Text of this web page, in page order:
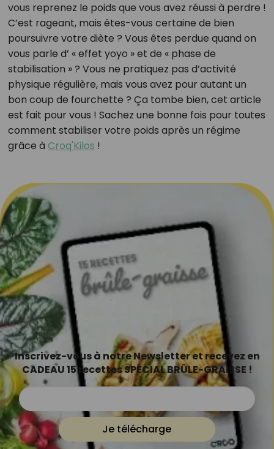
vous reprenez le poids que vous avez réussi à perdre !
C’est rageant, mais êtes-vous certaine de bien
poursuivre votre diète ? Vous êtes perdue quand on
vous parle d’ « effet yoyo » et de « phase de
stabilisation » ? Vous ne pratiquez pas d’activité
physique régulière, mais vous avez pour autant un
bon coup de fourchette ? Ça tombe bien, cet article
est fait pour vous ! Sachez une bonne fois pour toutes
comment stabiliser votre poids après un régime
grâce à Croq'Kilos !
Inscrivez-vous à notre Newsletter et recevez en
CADEAU 15 recettes SPÉCIAL BRÛLE-GRAISSE !
Je télécharge